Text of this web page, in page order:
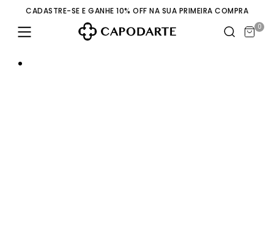
CADASTRE-SE E GANHE 10% OFF NA SUA PRIMEIRA COMPRA
0